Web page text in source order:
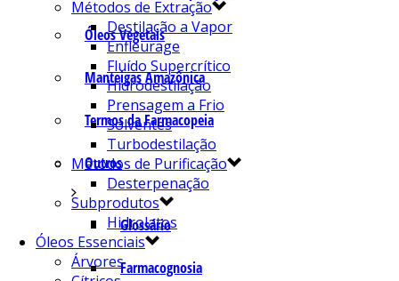
Óleos Vegetais
Manteigas Amazônica
Termos da Farmacopeia
Outros
Glossário
Farmacognosia
Métodos de Extração
Destilação a Vapor
Enfleurage
Fluído Supercrítico
Hidrodestilação
Prensagem a Frio
Solventes
Turbodestilação
Métodos de Purificação
Desterpenação
Subprodutos
Hidrolatos
Óleos Essenciais
Árvores